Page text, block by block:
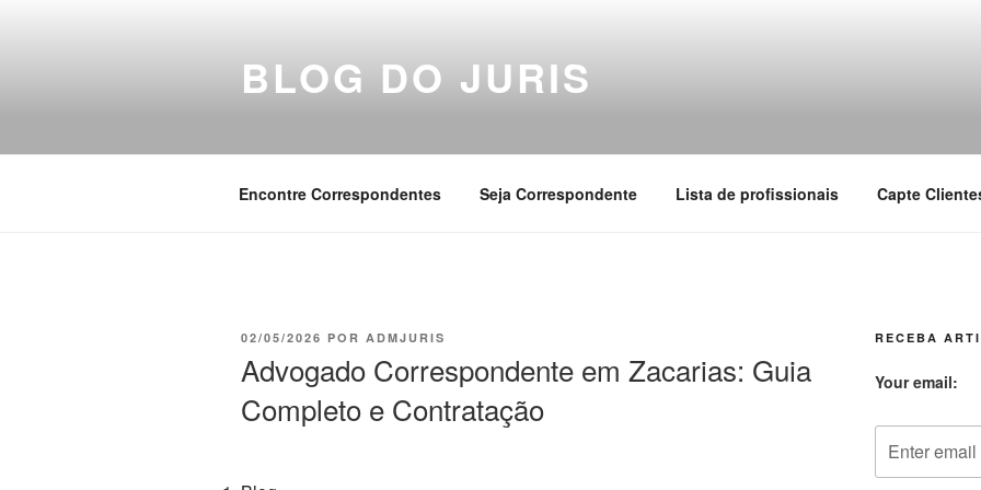
BLOG DO JURIS
Encontre Correspondentes Seja Correspondente Lista de profissionais Capte
PUBLICADO
02/05/2026 POR ADMJURIS
Advogado Correspondente em Zacarias: Guia
Completo e Contratação
RECEBA
Your email: